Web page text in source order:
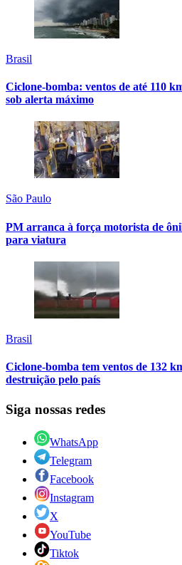
Brasil
Ciclone-bomba: ventos de até 110
sob alerta máximo
São Paulo
PM arranca à força motorista de
para viatura
Brasil
Ciclone-bomba tem ventos de 132
destruição pelo país
Siga nossas redes
WhatsApp
Telegram
Facebook
Instagram
X
YouTube
Tiktok